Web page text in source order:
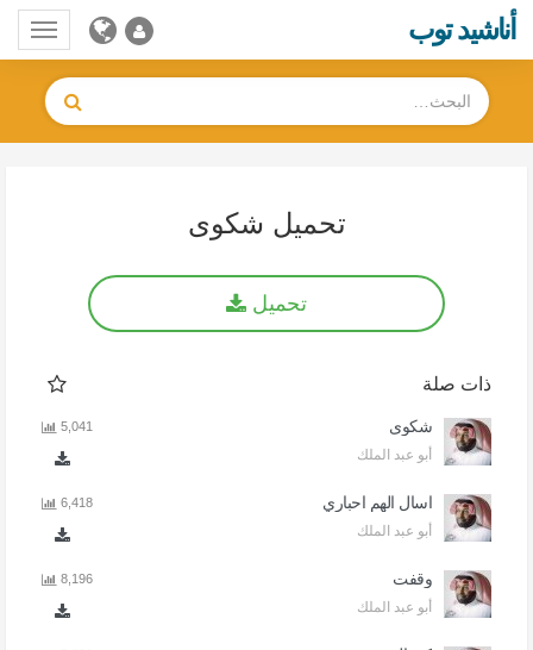
أناشيد توب
تحميل شكوى
تحميل
ذات صلة
شكوى
أبو عبد الملك
5,041
اسال الهم احباري
أبو عبد الملك
6,418
وقفت
أبو عبد الملك
8,196